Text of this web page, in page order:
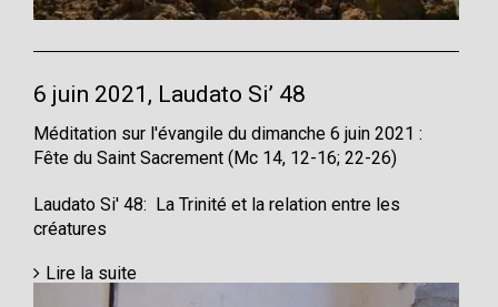
6 juin 2021, Laudato Si’ 48
Méditation sur l'évangile du dimanche 6 juin 2021 :
Fête du Saint Sacrement (Mc 14, 12-16; 22-26)
Laudato Si' 48: La Trinité et la relation entre les
créatures
Lire la suite